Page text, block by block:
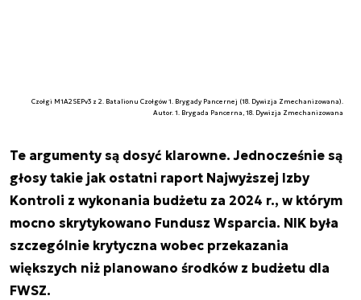
Czołgi M1A2SEPv3 z 2. Batalionu Czołgów 1. Brygady Pancernej (18. Dywizja Zmechanizowana).
Autor. 1. Brygada Pancerna, 18. Dywizja Zmechanizowana
Te argumenty są dosyć klarowne. Jednocześnie są
głosy takie jak ostatni raport Najwyższej Izby
Kontroli z wykonania budżetu za 2024 r., w którym
mocno skrytykowano Fundusz Wsparcia. NIK była
szczególnie krytyczna wobec przekazania
większych niż planowano środków z budżetu dla
FWSZ.